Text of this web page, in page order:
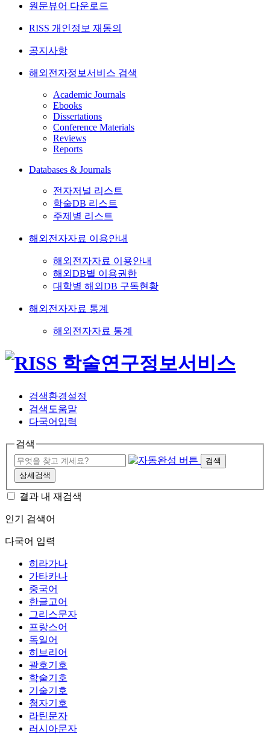
원문뷰어 다운로드
RISS 개인정보 재동의
공지사항
해외전자정보서비스 검색
Academic Journals
Ebooks
Dissertations
Conference Materials
Reviews
Reports
Databases & Journals
전자저널 리스트
학술DB 리스트
주제별 리스트
해외전자자료 이용안내
해외전자자료 이용안내
해외DB별 이용권한
대학별 해외DB 구독현황
해외전자자료 통계
해외전자자료 통계
검색환경설정
검색도움말
다국어입력
검색
검색
상세검색
결과 내 재검색
인기 검색어
다국어 입력
히라가나
가타카나
중국어
한글고어
그리스문자
프랑스어
독일어
히브리어
괄호기호
학술기호
기술기호
첨자기호
라틴문자
러시아문자